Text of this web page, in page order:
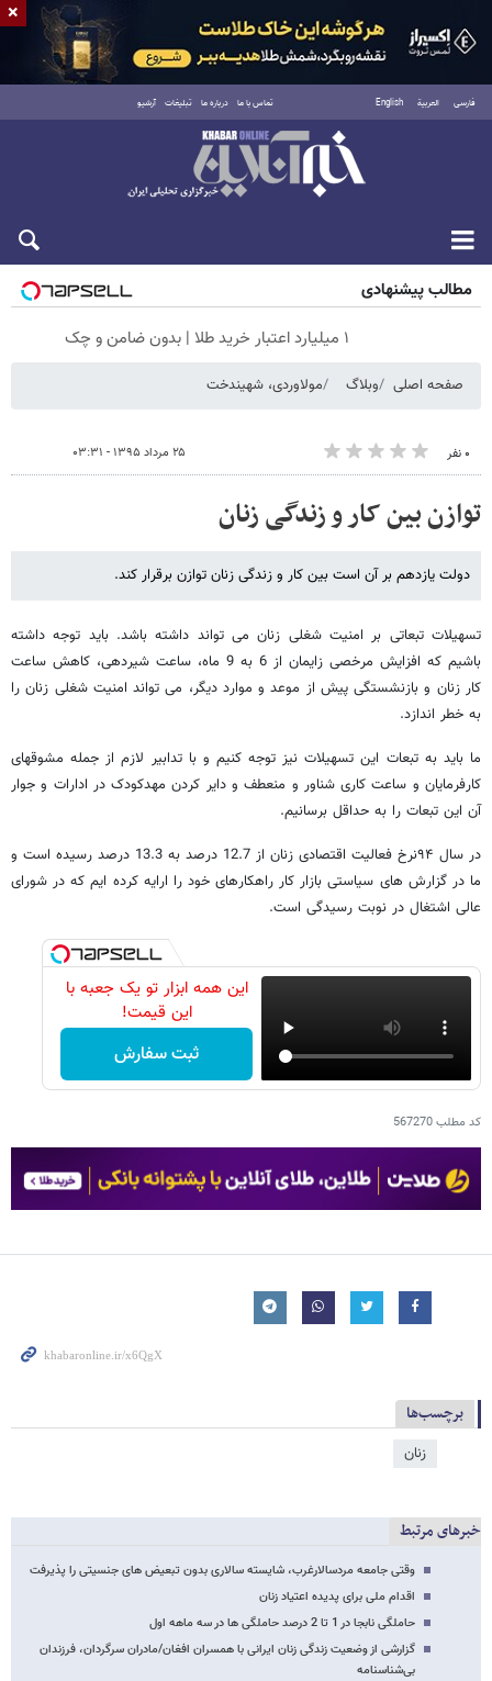
فارسی العربية English تماس با ما درباره ما تبلیغات آرشیو
جمعه ۱۶ مرداد ۱۴۰۵
مطالب پیشنهادی
۱ میلیارد اعتبار خرید طلا | بدون ضامن و چک
صفحه اصلی وبلاگ مولاوردی، شهیندخت
۰ نفر ۲۵ مرداد ۱۳۹۵ - ۰۳:۳۱
توازن بین کار و زندگی زنان
دولت یازدهم بر آن است بین کار و زندگی زنان توازن برقرار کند.
تسهیلات تبعاتی بر امنیت شغلی زنان می تواند داشته باشد. باید توجه داشته
باشیم که افزایش مرخصی زایمان از 6 به 9 ماه، ساعت شیردهی، کاهش ساعت
کار زنان و بازنشستگی پیش از موعد و موارد دیگر، می تواند امنیت شغلی زنان را
به خطر اندازد.
ما باید به تبعات این تسهیلات نیز توجه کنیم و با تدابیر لازم از جمله مشوقهای
کارفرمایان و ساعت کاری شناور و منعطف و دایر کردن مهدکودک در ادارات و جوار
آن این تبعات را به حداقل برسانیم.
در سال ۹۴نرخ فعالیت اقتصادی زنان از 12.7 درصد به 13.3 درصد رسیده است و
ما در گزارش های سیاستی بازار کار راهکارهای خود را ارايه کرده ایم که در شورای
عالی اشتغال در نوبت رسیدگی است.
این همه ابزار تو یک جعبه با
این قیمت!
ثبت سفارش
کد مطلب567270
برچسب‌ها
زنان
خبرهای مرتبط
وقتی جامعه مردسالارغرب، شایسته سالاری بدون تبعیض های جنسیتی را پذیرفت
اقدام ملی برای پدیده اعتیاد زنان
حاملگی نابجا در 1 تا 2 درصد حاملگی ها در سه ماهه اول
گزارشی از وضعیت زندگی زنان ایرانی با همسران افغان/مادران سرگردان، فرزندان
بی‌شناسنامه
×